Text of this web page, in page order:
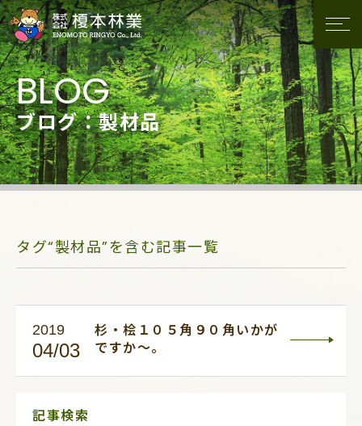
ブログ：製材品
タグ“製材品”を含む記事一覧
2019
04/03
杉・桧１０５角９０角いかが
ですか～。
サ
記事検索